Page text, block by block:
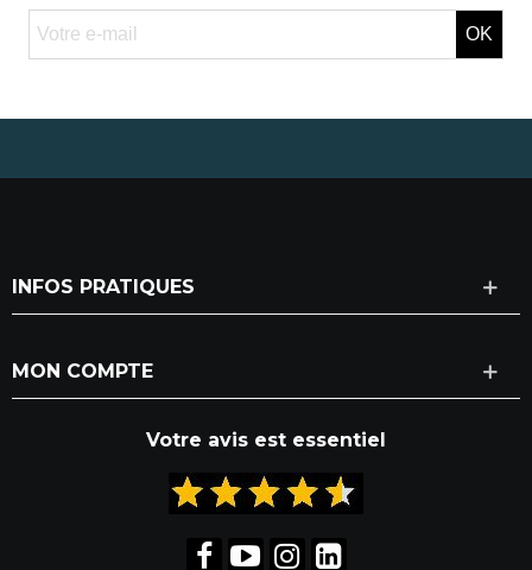
OK
INFOS PRATIQUES
MON COMPTE
Votre avis est essentiel